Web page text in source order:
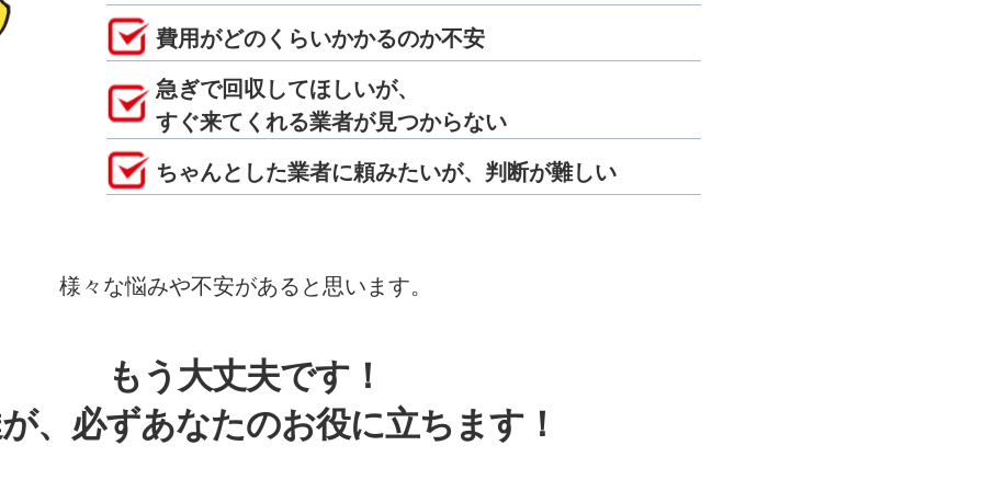
費用がどのくらいかかるのか不安
急ぎで回収してほしいが、
すぐ来てくれる業者が見つからない
ちゃんとした業者に頼みたいが、判断が難しい
様々な悩みや不安があると思います。
もう大丈夫です！
、必ずあなたのお役に立ちます！